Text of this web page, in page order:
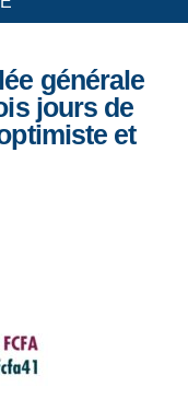
générale
jours de
et